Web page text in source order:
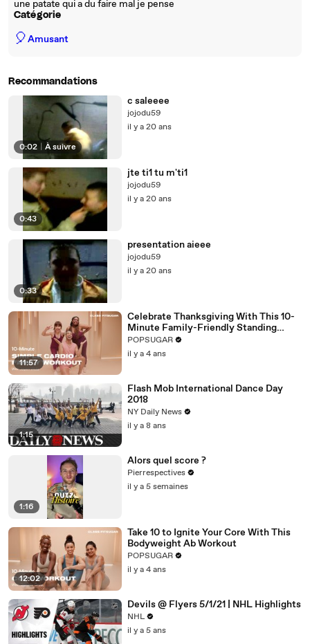
une patate qui a du faire mal je pense
Catégorie
🎈Amusant
Recommandations
0:02 À suivre
c saleeee
jojodu59
il y a 20 ans
0:43
jte ti1 tu m'ti1
jojodu59
il y a 20 ans
0:33
presentation aieee
jojodu59
il y a 20 ans
11:57
Celebrate Thanksgiving With This 10-
Minute Family-Friendly Standing
Cardio Workout
POPSUGAR
il y a 4 ans
1:15
Flash Mob International Dance Day
2018
NY Daily News
il y a 8 ans
1:16
Alors quel score ?
Pierrespectives
il y a 5 semaines
12:02
Take 10 to Ignite Your Core With This
Bodyweight Ab Workout
POPSUGAR
il y a 4 ans
Devils @ Flyers 5/1/21 | NHL Highlights
NHL
il y a 5 ans